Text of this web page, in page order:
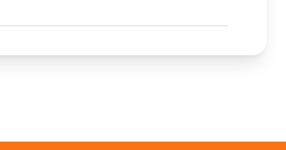
теңге: Алматыда